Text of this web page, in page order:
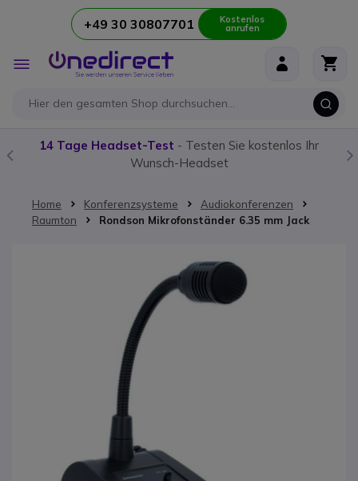
Zum Inhalt springen+49 30 30807701 Kostenlos
anrufen
Navigation
umschalten
14 Tage Headset-Test - Testen Sie kostenlos Ihr
Wunsch-Headset
Home Konferenzsysteme
Audiokonferenzen
Raumton
Rondson Mikrofonständer 6.35 mm Jack